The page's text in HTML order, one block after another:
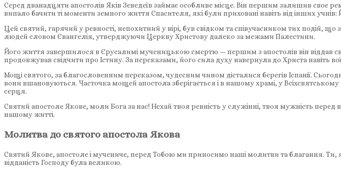
Серед дванадцяти апостолів Яків Зеведеїв займає особливе місце. Він першим залишив своє
випало бачити ті моменти земного життя Спасителя, які були приховані навіть від інших
Цей святий, гарячий у ревності, непохитний у вірі, був свідком та співучасником тих подій, що
людей словом Євангелія, утверджуючи Церкву Христову далеко за межами Палестини.
Його життя завершилося в Єрусалимі мученицькою смертю — першим з апостолів він віддав
продовжував свідчити про Істину. За переказами, його сила духу навернула до Христа навіть
Мощі святого, за благословенним переказом, чудесним чином дісталися берегів Іспанії.
вони вшановуються. Часточка мощей апостола зберігається і в нашому храмі, у
серця.
Святий апостоле Якове, моли Бога за нас! Нехай твоя ревність у служінні, твоя мужність
нашому житті.
Молитва до святого апостола Якова
Святий Якове, апостоле і мучениче, перед Тобою ми приносимо наші молитви та благання. Ти,
відданість Господу була великою.